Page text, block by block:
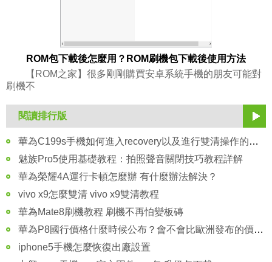
ROM包下載後怎麼用？ROM刷機包下載後使用方法
【ROM之家】很多剛剛購買安卓系統手機的朋友可能對
刷機不
閱讀排行版
華為C199s手機如何進入recovery以及進行雙清操作的技巧
魅族Pro5使用基礎教程：拍照聲音關閉技巧教程詳解
華為榮耀4A運行卡頓怎麼辦 有什麼辦法解決？
vivo x9怎麼雙清 vivo x9雙清教程
華為Mate8刷機教程 刷機不再怕變板磚
華為P8國行價格什麼時候公布？會不會比歐洲發布的價格便宜？
iphone5手機怎麼恢復出廠設置